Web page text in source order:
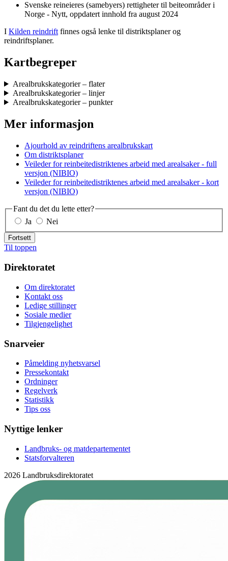
Svenske reineieres (samebyers) rettigheter til beiteområder i
Norge - Nytt, oppdatert innhold fra august 2024
I Kilden reindrift finnes også lenke til distriktsplaner og
reindriftsplaner.
Kartbegreper
Arealbrukskategorier – flater
Arealbrukskategorier – linjer
Arealbrukskategorier – punkter
Mer informasjon
Ajourhold av reindriftens arealbrukskart
Om distriktsplaner
Veileder for reinbeitedistriktenes arbeid med arealsaker - full
versjon (NIBIO)
Veileder for reinbeitedistriktenes arbeid med arealsaker - kort
versjon (NIBIO)
Fant du det du lette etter?
Ja
Nei
Fortsett
Til toppen
Direktoratet
Om direktoratet
Kontakt oss
Ledige stillinger
Sosiale medier
Tilgjengelighet
Snarveier
Påmelding nyhetsvarsel
Pressekontakt
Ordninger
Regelverk
Statistikk
Tips oss
Nyttige lenker
Landbruks- og matdepartementet
Statsforvalteren
2026 Landbruksdirektoratet